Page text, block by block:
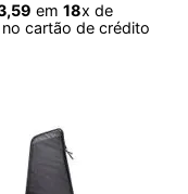
,59 em 18x de
no cartão de crédito